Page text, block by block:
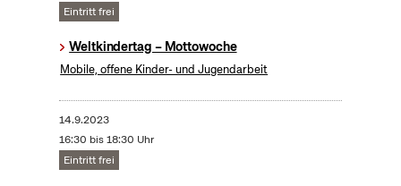
Eintritt frei
Weltkindertag – Mottowoche
Mobile, offene Kinder- und Jugendarbeit
14.9.2023
16:30 bis 18:30 Uhr
Eintritt frei